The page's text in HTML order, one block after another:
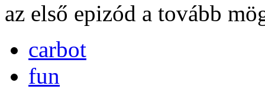
az első epizód a tovább
carbot
fun